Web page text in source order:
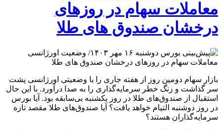
معاملات سهام در روزهای
درخشان صندوق های طلا
بازار سهام دومین روز از هفته جاری را با وضعیتی اورژانسی پشت
سر گذاشت و زنگ خطر سرمایه‌گذاری را به صدا درآورد. با این حال
استقبال از صندوق‌های طلا در روز یکشنبه بی‌سابقه بود. آیا بورس
در روز دوشنبه التیام خواهد یافت؟ آیا صندوق‌های طلا مقصد تازه
سرمایه‌گذاران هستند؟